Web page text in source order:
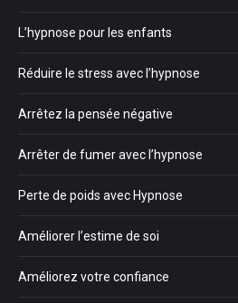
L’hypnose pour les enfants
Réduire le stress avec l’hypnose
Arrêtez la pensée négative
Arrêter de fumer avec l’hypnose
Perte de poids avec Hypnose
Améliorer l’estime de soi
Améliorez votre confiance